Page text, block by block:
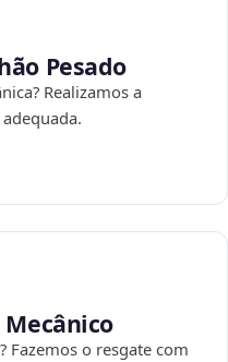
Pesado
Realizamos a
Fazemos o resgate com